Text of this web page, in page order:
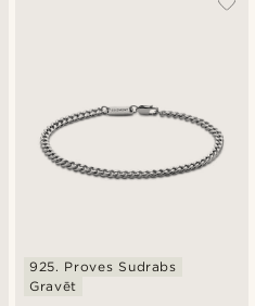
925. Proves Sudrabs
Gravēt